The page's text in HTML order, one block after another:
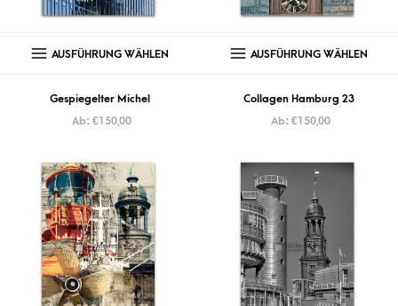
AUSFÜHRUNG WÄHLEN
Gespiegelter Michel
Ab: €150,00
AUSFÜHRUNG WÄHLEN
Collagen Hamburg 23
Ab: €150,00